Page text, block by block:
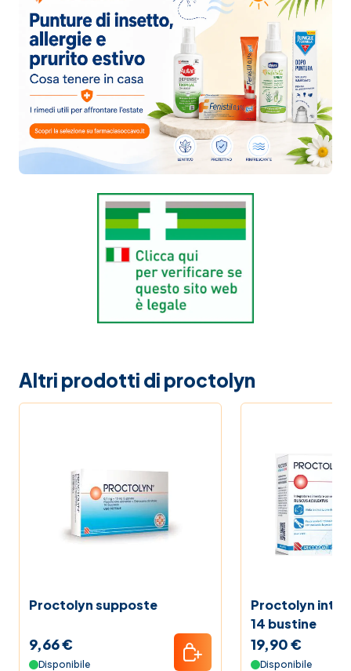
Altri prodotti di proctolyn
Proctolyn supposte
9,66 €
Disponibile
Proctolyn
14 bustine
19,90 €
Disponibile